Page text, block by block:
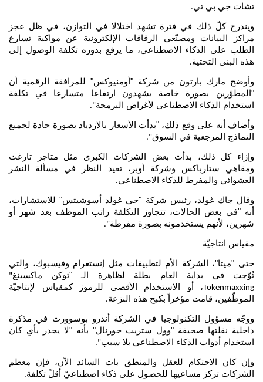
تشات جي بي تي.
ويندرج كلّ ذلك في فترة تشهد اختلالا في التوازن، في ظل عجز
مراكز البيانات ومصنّعي الرقاقات الإلكترونية عن مواكبة تسارع
الطلب على الذكاء الاصطناعي، ما يرفع بدوره تكلفة الوصول إلى
هذه البنى التحتية.
وأوضح مارك بارتون من شركة "أومنيوكس" للمرافقة الرقمية أن
"المطوّرين بصورة خاصة يشهدون ارتفاعا متسارعا في تكلفة
استخدام الذكاء الاصطناعي لأغراض البرمجة".
وأضاف أنه على وقع ذلك، "بدأت الأسعار بالازدياد بصورة حادة لجميع
النماذج المرجعية في السوق".
وإزاء كل ذلك، بدأت بعض الشركات الكبرى مثل متاجر تارغت
ومقاهي ستارباكس وشركة أوبر، تعيد النظر في مسألة النشر
العشوائي والمفرط للذكاء الاصطناعي.
وقال جاك غولد، رئيس شركة "جي غولد أسوشيتس" للاستشارات،
أنه "في بعض الحالات، تتجاوز التكلفة راتب الموظف بعد شهر أو
شهرين، لأنهم يستخدمونه بصورة مفرطة".
مقياس انتاجيّة
حتى "ميتا"، الشركة الأم لتطبيقات مثل إنستغرام وفيسبوك، والتي
تُوّجت في بداية العام بطلة لظاهرة الـ "توكن ماكسينغ"
Tokenmaxxing، أو الاستخدام الأقصى للرموز كمقياس لإنتاجيّة
الموظّفين، قامت مؤخراً بكبح هذه النزعة.
ووجّه مسؤول التكنولوجيا في الشركة أندرو بوسوورث في مذكرة
داخلية نقلتها صحيفة "وول ستريت جورنال" بأنه "لا يجدر بأي كان
استخدام أدوات الذكاء الاصطناعي بلا سبب".
وإن كان الاحتكام للعقل والمنطق بات السائد الآن، فإن معظم
الشركات تركز مساعيها للحصول على ذكاء اصطناعيّ أقلّ تكلفة.